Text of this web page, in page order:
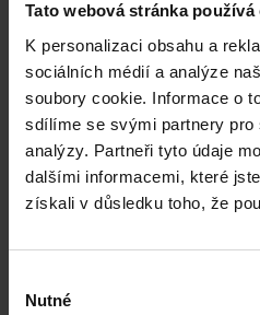
Tato webová stránka používá
K personalizaci obsahu a
sociálních médií a analýze
soubory cookie. Informace o
sdílíme se svými partnery pro
analýzy. Partneři tyto údaje
dalšími informacemi, které
získali v důsledku toho, že
souhlasu
Nutné
War, Culture and Society MA
Swansea University
English language requirement:
Gender and Culture, MA